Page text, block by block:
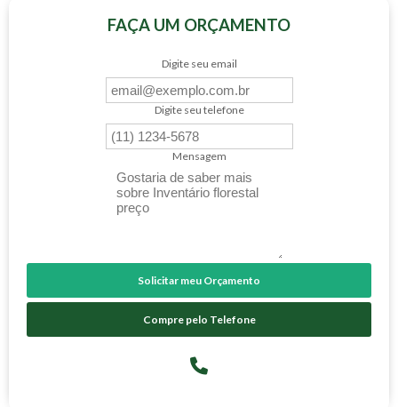
FAÇA UM ORÇAMENTO
Digite seu email
Digite seu telefone
Mensagem
Solicitar meu Orçamento
Compre pelo Telefone